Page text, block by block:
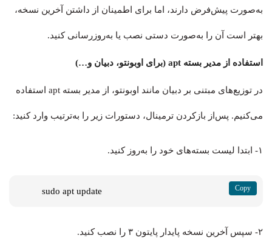
به‌صورت پیش‌فرض دارند، اما برای اطمینان از داشتن آخرین نسخه،
بهتر است آن را به‌صورت دستی نصب یا به‌روزرسانی کنید.
استفاده از مدیر بسته apt (برای اوبونتو، دبیان و…)
در توزیع‌های مبتنی بر دبیان مانند اوبونتو، از مدیر بسته apt استفاده
می‌کنیم. پس‌از بازکردن ترمینال، دستورات زیر را به‌ترتیب وارد کنید:
۱- ابتدا لیست بسته‌های خود را به‌روز کنید.
sudo apt update
۲- سپس آخرین نسخه پایدار پایتون ۳ را نصب کنید.